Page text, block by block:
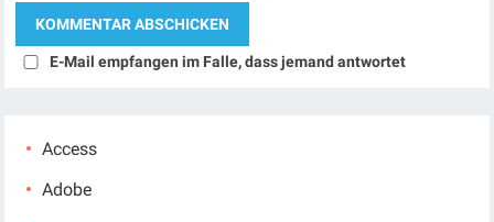
E-Mail empfangen im Falle, dass jemand antwortet
Access
Adobe